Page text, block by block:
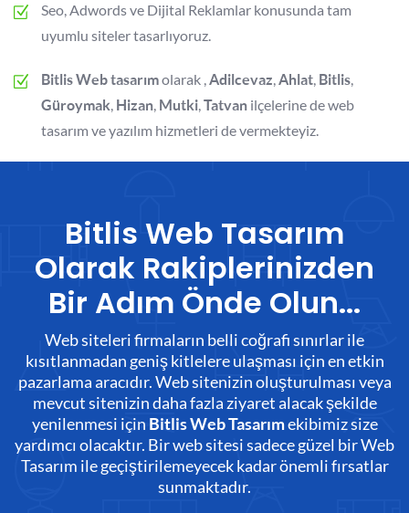
Seo, Adwords ve Dijital Reklamlar konusunda tam
uyumlu siteler tasarlıyoruz.
Bitlis Web tasarımolarak ,Adilcevaz,Ahlat, Bitlis,
Güroymak, Hizan, Mutki,Tatvan ilçelerine de web
tasarım ve yazılım hizmetleri de vermekteyiz.
Bitlis Web Tasarım
Olarak Rakiplerinizden
Bir Adım Önde Olun...
Web siteleri firmaların belli coğrafi sınırlar ile
kısıtlanmadan geniş kitlelere ulaşması için en etkin
pazarlama aracıdır. Web sitenizin oluşturulması veya
mevcut sitenizin daha fazla ziyaret alacak şekilde
yenilenmesi için Bitlis Web Tasarımekibimiz size
yardımcı olacaktır. Bir web sitesi sadece güzel bir Web
Tasarım ile geçiştirilemeyecek kadar önemli fırsatlar
sunmaktadır.